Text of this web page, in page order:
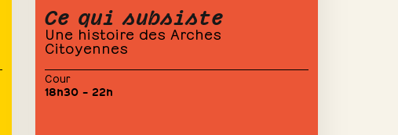
Ce qui subsiste
Une histoire des Arches
Citoyennes
Cour
18h30 – 22h